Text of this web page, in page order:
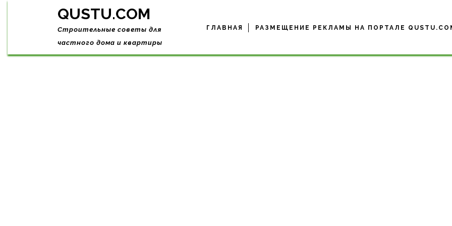
Skip
QUSTU.COM
Строительные советы для
частного дома и квартиры
ГЛАВНАЯ РАЗМЕЩЕНИЕ РЕКЛАМЫ НА ПОРТАЛЕ